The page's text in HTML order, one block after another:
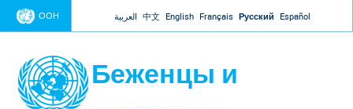
Jump to navigation
ООН العربية 中文 English Français Русский Español
Беженцы и